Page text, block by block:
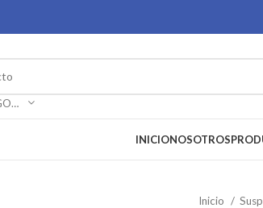
SELECCIONAR CATEGORÍA
INICIONOSOTROS
Inicio